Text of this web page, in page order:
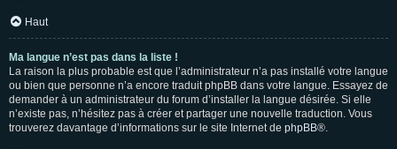
Haut
Ma langue n’est pas dans la liste !
La raison la plus probable est que l’administrateur n’a pas installé votre langue
ou bien que personne n’a encore traduit phpBB dans votre langue. Essayez de
demander à un administrateur du forum d’installer la langue désirée. Si elle
n’existe pas, n’hésitez pas à créer et partager une nouvelle traduction. Vous
trouverez davantage d’informations sur le site Internet de phpBB®.